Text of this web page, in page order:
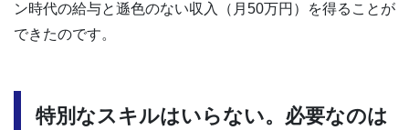
ン時代の給与と遜色のない収入（月50万円）を得ることが
できたのです。
特別なスキルはいらない。必要なのは